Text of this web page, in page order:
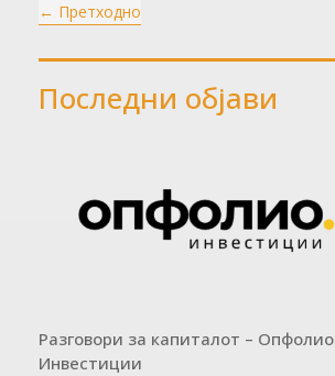
крајот на 2024
ги засекогаш
← Претходно
Последни објави
Разговори за капиталот – Опфолио
Инвестиции